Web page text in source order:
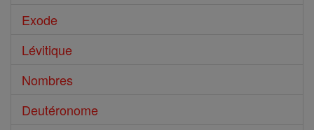
Exode
Lévitique
Nombres
Deutéronome